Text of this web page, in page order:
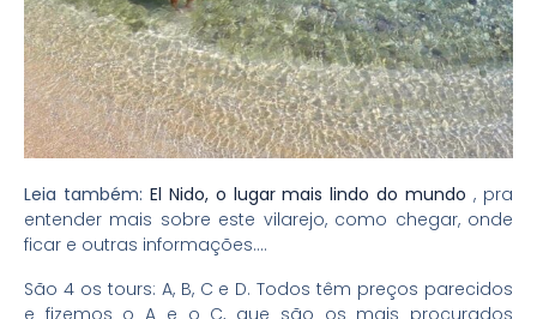
Leia também: El Nido, o lugar mais lindo do mundo , pra
entender mais sobre este vilarejo, como chegar, onde
ficar e outras informações….
São 4 os tours: A, B, C e D. Todos têm preços parecidos